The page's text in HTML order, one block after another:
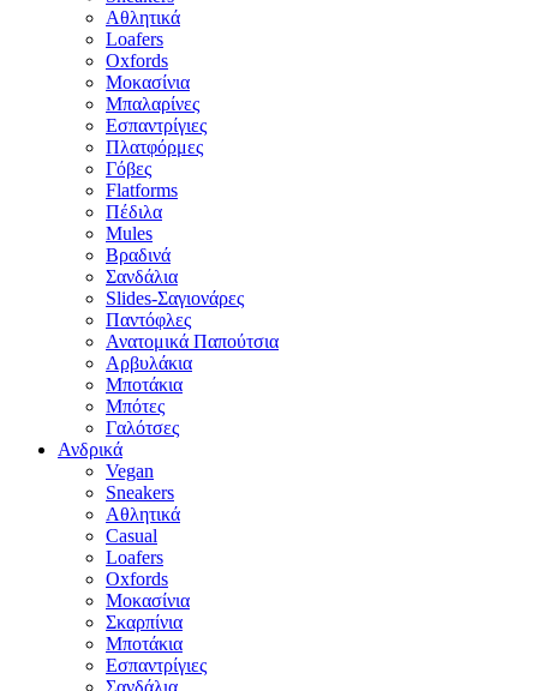
Αθλητικά
Loafers
Oxfords
Μοκασίνια
Μπαλαρίνες
Εσπαντρίγιες
Πλατφόρμες
Γόβες
Flatforms
Πέδιλα
Mules
Βραδινά
Σανδάλια
Slides-Σαγιονάρες
Παντόφλες
Ανατομικά Παπούτσια
Αρβυλάκια
Μποτάκια
Μπότες
Γαλότσες
Ανδρικά
Vegan
Sneakers
Αθλητικά
Casual
Loafers
Oxfords
Μοκασίνια
Σκαρπίνια
Μποτάκια
Εσπαντρίγιες
Σανδάλια